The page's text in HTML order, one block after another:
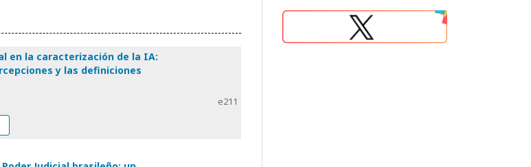
en la caracterización de la IA:
y las definiciones
e211